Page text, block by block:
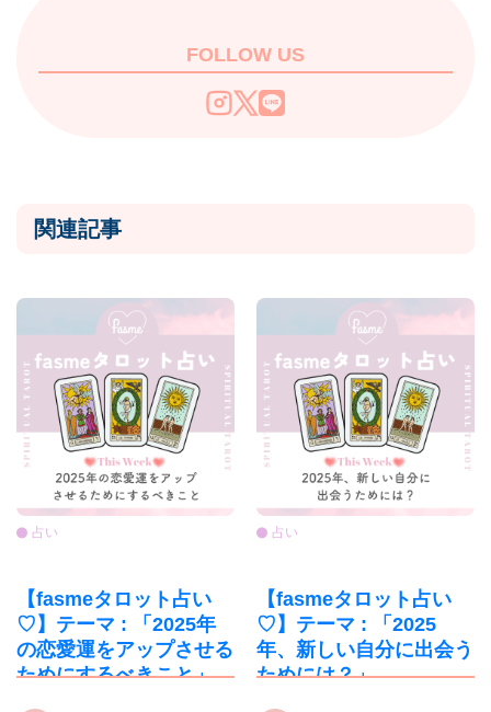
FOLLOW US
関連記事
占い
【fasmeタロット占い
♡】テーマ : 「2025年
の恋愛運をアップさせる
ためにするべきこと」
占い
【fasmeタロット占い
♡】テーマ : 「2025
年、新しい自分に出会う
ためには？」